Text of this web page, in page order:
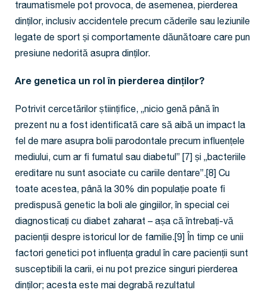
traumatismele pot provoca, de asemenea, pierderea
dinților, inclusiv accidentele precum căderile sau leziunile
legate de sport și comportamente dăunătoare care pun
presiune nedorită asupra dinților.
Are genetica un rol în pierderea dinților?
Potrivit cercetărilor științifice, „nicio genă până în
prezent nu a fost identificată care să aibă un impact la
fel de mare asupra bolii parodontale precum influențele
mediului, cum ar fi fumatul sau diabetul” [7] și „bacteriile
ereditare nu sunt asociate cu cariile dentare”.[8] Cu
toate acestea, până la 30% din populație poate fi
predispusă genetic la boli ale gingiilor, în special cei
diagnosticați cu diabet zaharat – așa că întrebați-vă
pacienții despre istoricul lor de familie.[9] În timp ce unii
factori genetici pot influența gradul în care pacienții sunt
susceptibili la carii, ei nu pot prezice singuri pierderea
dinților; acesta este mai degrabă rezultatul